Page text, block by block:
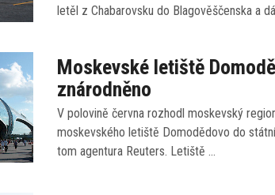
letěl z Chabarovsku do Blagověščenska a
Moskevské letiště
znárodněno
V polovině června rozhodl moskevský
moskevského letiště Domodědovo do
tom agentura Reuters. Letiště …